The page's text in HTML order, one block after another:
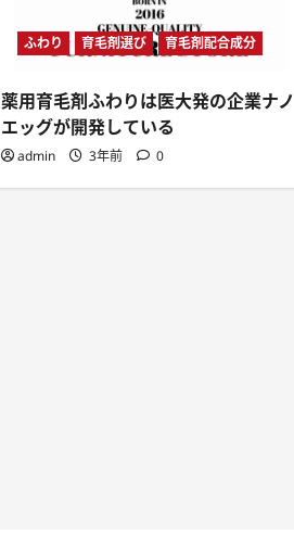
ふわり 育毛剤選び 育毛剤配合成分
薬用育毛剤ふわりは医大発の企業ナノ
エッグが開発している
admin 3年前 0